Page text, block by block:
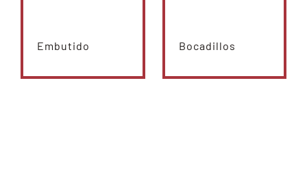
Embutido Bocadillos